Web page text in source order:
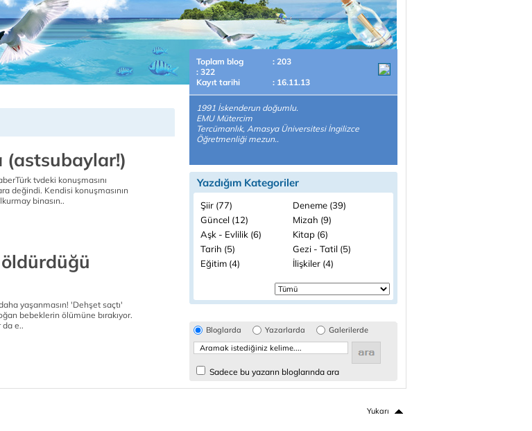
(astsubaylar!)
tvdeki konuşmasını
değindi. Kendisi konuşmasının
binasın..
yaşanmasın! 'Dehşet saçtı'
bebeklerin ölümüne bırakıyor.
e..
Toplam blog
: 203
: 322
Kayıt tarihi
: 16.11.13
1991 İskenderun doğumlu.
EMU Mütercim
Tercümanlık, Amasya Üniversitesi İngilizce
Öğretmenliği mezun..
Yazdığım Kategoriler
Şiir (77)
Deneme (39)
Güncel (12)
Mizah (9)
Aşk - Evlilik (6)
Kitap (6)
Tarih (5)
Gezi - Tatil (5)
Eğitim (4)
İlişkiler (4)
Bloglarda Yazarlarda Galerilerde
Sadece bu yazarın bloglarında ara
Yukarı